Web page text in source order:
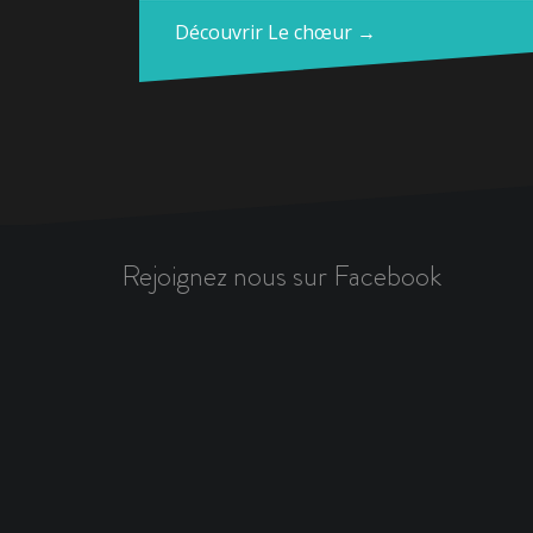
Découvrir Le chœur →
Rejoignez nous sur Facebook